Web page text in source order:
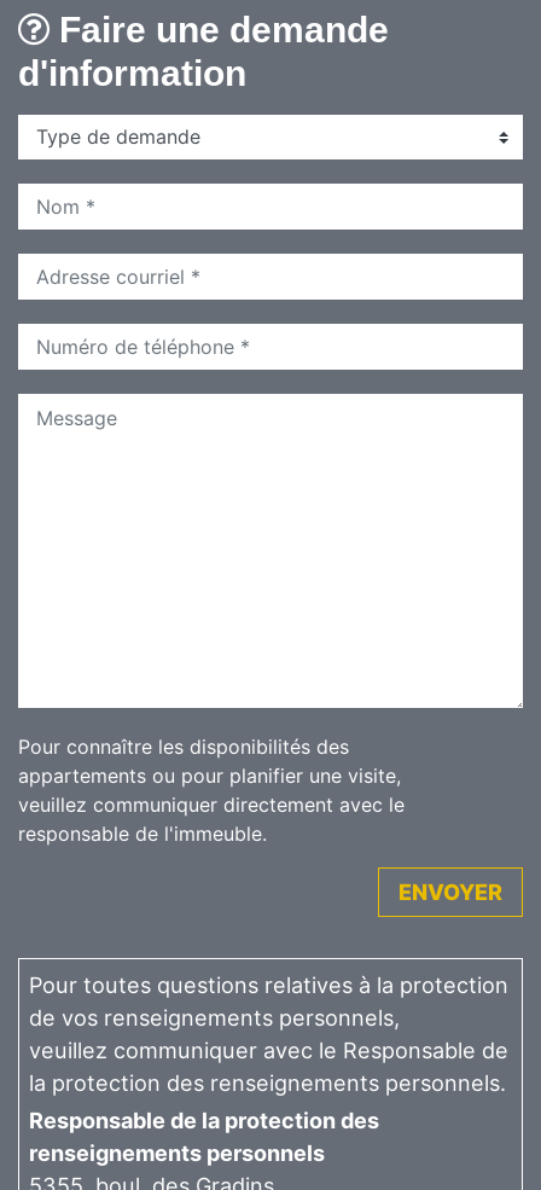
Faire une demande
d'information
Pour connaître les disponibilités des
appartements ou pour planifier une visite,
veuillez communiquer directement avec le
responsable de l'immeuble.
ENVOYER
Pour toutes questions relatives à la protection
de vos renseignements personnels,
veuillez communiquer avec le Responsable de
la protection des renseignements personnels.
Responsable de la protection des
renseignements personnels